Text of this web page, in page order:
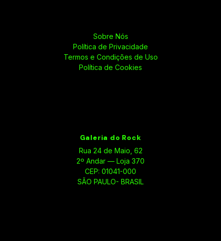
Sobre Nós
Política de Privacidade
Termos e Condições de Uso
Política de Cookies
Galeria do Rock
Rua 24 de Maio, 62
2º Andar — Loja 370
CEP: 01041-000
SÃO PAULO- BRASIL